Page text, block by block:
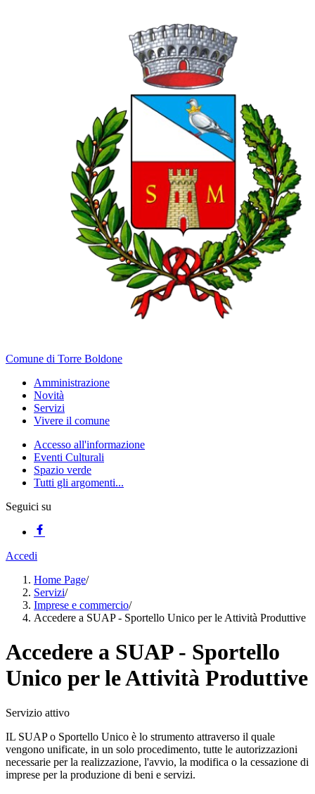
Comune di Torre Boldone
Amministrazione
Novità
Servizi
Vivere il comune
Accesso all'informazione
Eventi Culturali
Spazio verde
Tutti gli argomenti...
Seguici su
Accedi
Home Page/
Servizi/
Imprese e commercio/
Accedere a SUAP - Sportello Unico per le Attività Produttive
Accedere a SUAP - Sportello
Unico per le Attività Produttive
Servizio attivo
IL SUAP o Sportello Unico è lo strumento attraverso il quale
vengono unificate, in un solo procedimento, tutte le autorizzazioni
necessarie per la realizzazione, l'avvio, la modifica o la cessazione di
imprese per la produzione di beni e servizi.